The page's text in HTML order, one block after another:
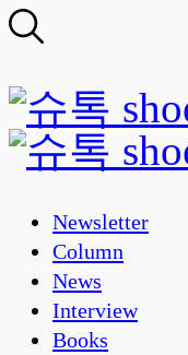
Newsletter
Column
News
Interview
Books